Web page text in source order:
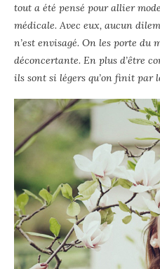
tout a été pensé pour allier
médicale. Avec eux, aucun
n’est envisagé. On les porte du
déconcertante. En plus d’être
ils sont si légers qu’on finit par